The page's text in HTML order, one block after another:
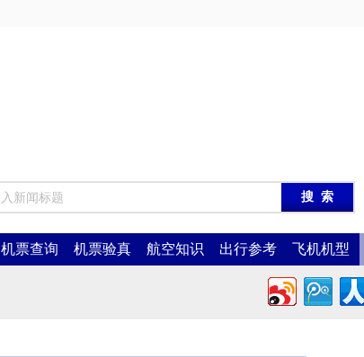
机票查询 机票验真 航空知识 出行参考 飞机机型